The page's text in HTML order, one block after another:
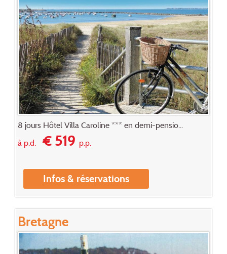
8 jours Hôtel Villa Caroline *** en demi-pensio...
à p.d.€ 519p.p.
Infos & réservations
Bretagne